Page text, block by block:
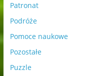
Patronat
Podróże
Pomoce naukowe
Pozostałe
Puzzle